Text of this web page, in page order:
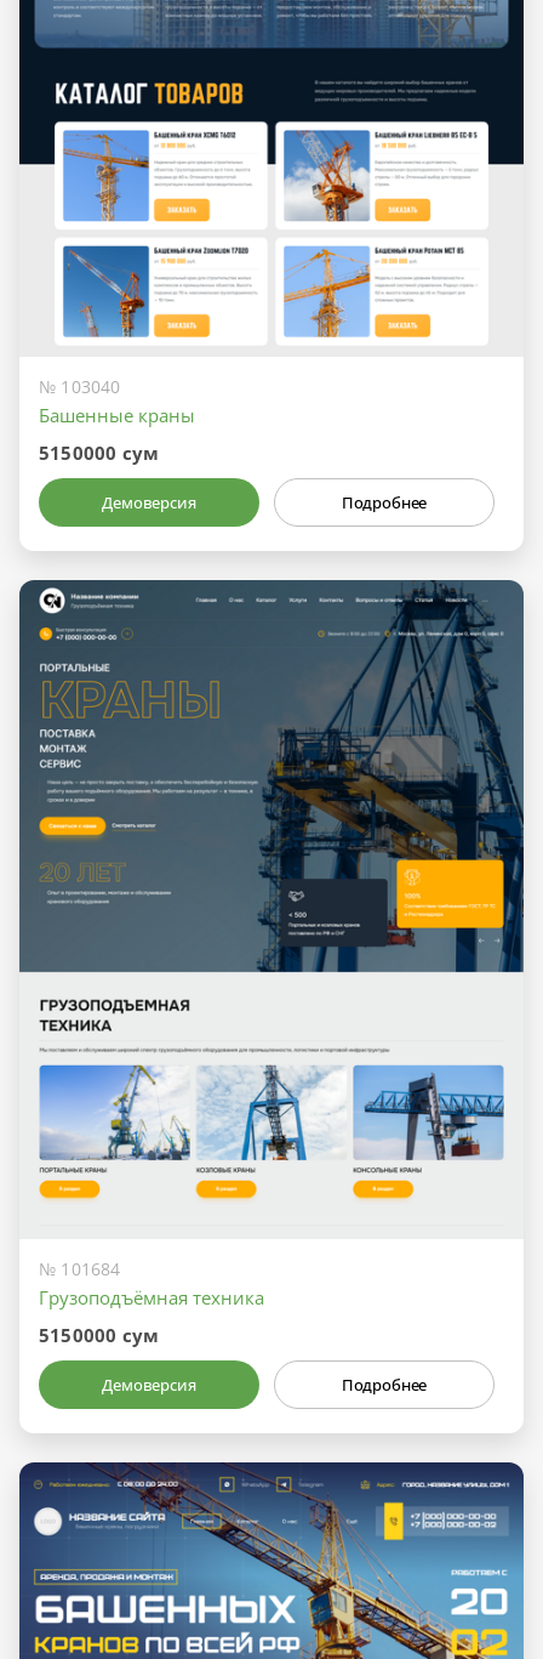
№ 103040
Башенные краны
5150000 сум
Демоверсия Подробнее
№ 101684
Грузоподъёмная техника
5150000 сум
Демоверсия Подробнее